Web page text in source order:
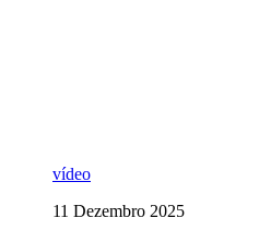
vídeo
11 Dezembro 2025